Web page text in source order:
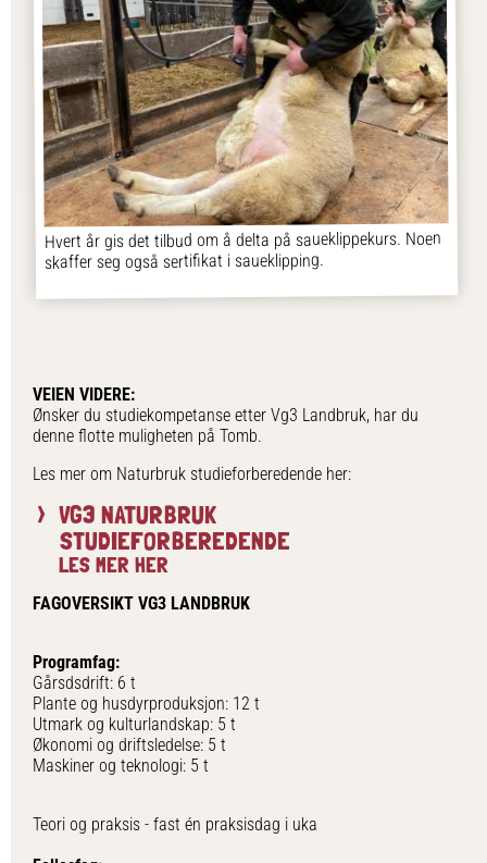
Hvert år gis det tilbud om å delta på saueklippekurs. Noen
skaffer seg også sertifikat i saueklipping.
VEIEN VIDERE:
Ønsker du studiekompetanse etter Vg3 Landbruk, har du
denne flotte muligheten på Tomb.
Les mer om Naturbruk studieforberedende her:
VG3 NATURBRUK
STUDIEFORBEREDENDE
LES MER HER
FAGOVERSIKT VG3 LANDBRUK
Programfag:
Gårsdsdrift: 6 t
Plante og husdyrproduksjon: 12 t
Utmark og kulturlandskap: 5 t
Økonomi og driftsledelse: 5 t
Maskiner og teknologi: 5 t
Teori og praksis - fast én praksisdag i uka